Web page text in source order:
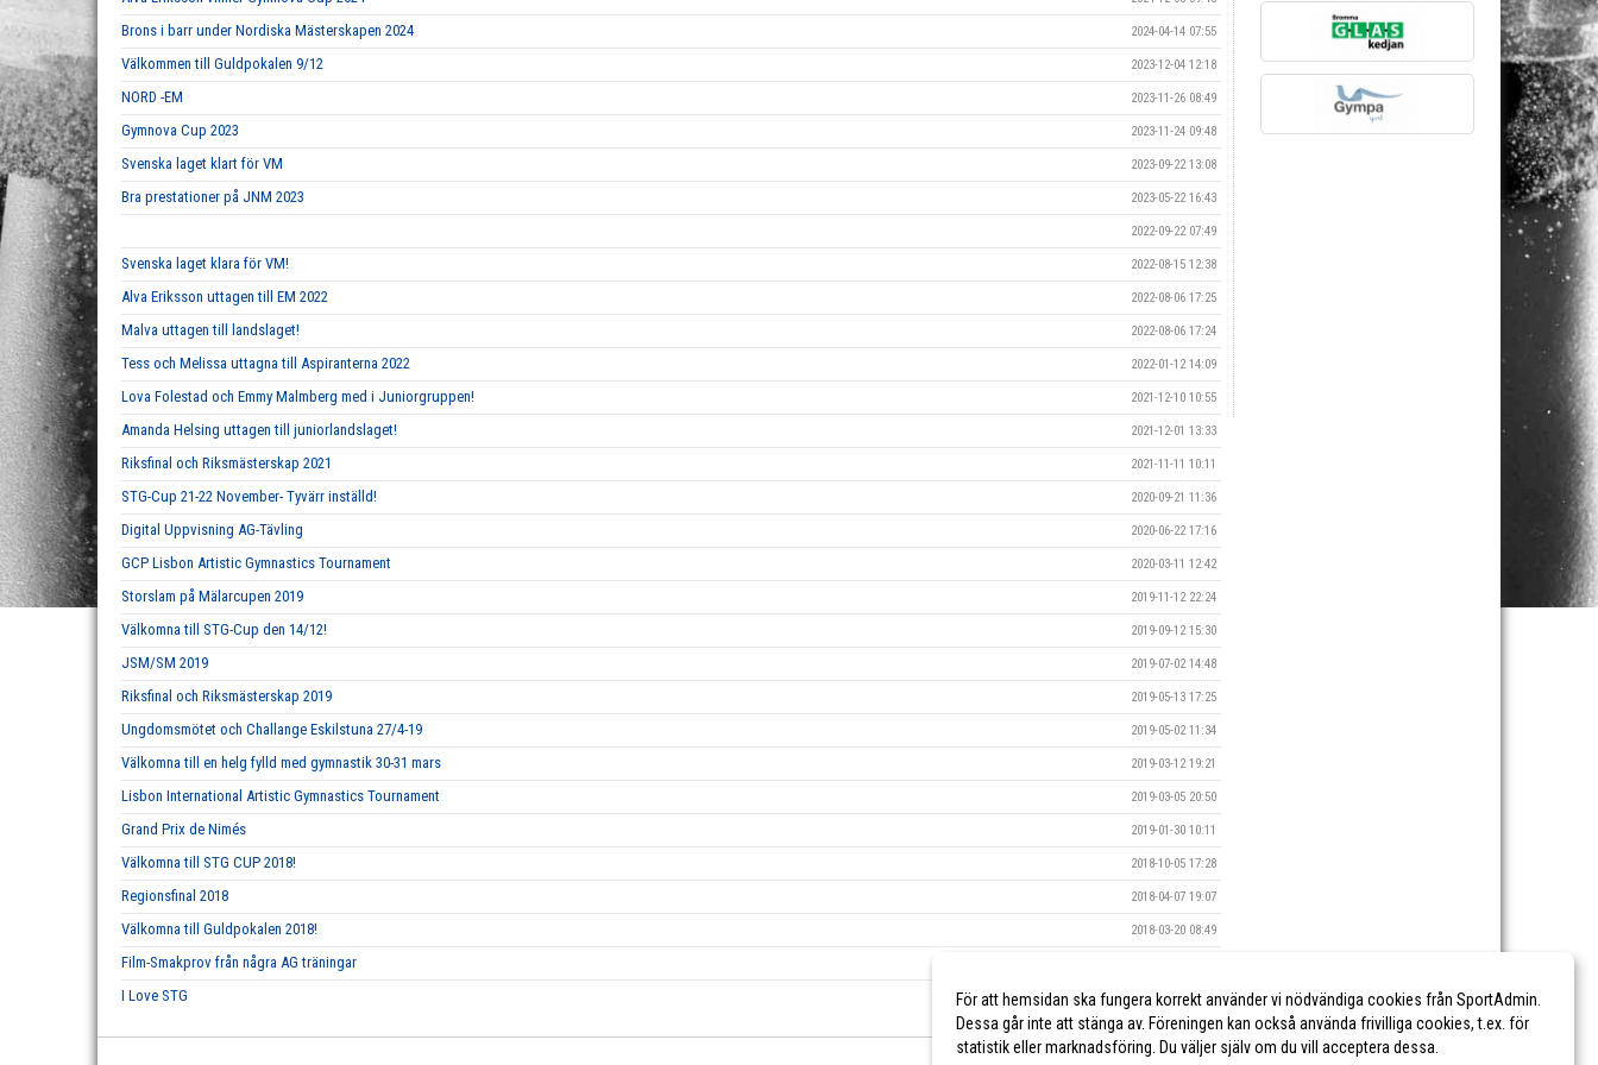
Brons i barr under Nordiska Mästerskapen 2024 2024-04-14 07:55
Välkommen till Guldpokalen 9/12 2023-12-04 12:18
NORD -EM 2023-11-26 08:49
Gymnova Cup 2023 2023-11-24 09:48
Svenska laget klart för VM 2023-09-22 13:08
Bra prestationer på JNM 2023 2023-05-22 16:43
2022-09-22 07:49
Svenska laget klara för VM! 2022-08-15 12:38
Alva Eriksson uttagen till EM 2022 2022-08-06 17:25
Malva uttagen till landslaget! 2022-08-06 17:24
Tess och Melissa uttagna till Aspiranterna 2022 2022-01-12 14:09
Lova Folestad och Emmy Malmberg med i Juniorgruppen! 2021-12-10 10:55
Amanda Helsing uttagen till juniorlandslaget! 2021-12-01 13:33
Riksfinal och Riksmästerskap 2021 2021-11-11 10:11
STG-Cup 21-22 November- Tyvärr inställd! 2020-09-21 11:36
Digital Uppvisning AG-Tävling 2020-06-22 17:16
GCP Lisbon Artistic Gymnastics Tournament 2020-03-11 12:42
Storslam på Mälarcupen 2019 2019-11-12 22:24
Välkomna till STG-Cup den 14/12! 2019-09-12 15:30
JSM/SM 2019 2019-07-02 14:48
Riksfinal och Riksmästerskap 2019 2019-05-13 17:25
Ungdomsmötet och Challange Eskilstuna 27/4-19 2019-05-02 11:34
Välkomna till en helg fylld med gymnastik 30-31 mars 2019-03-12 19:21
Lisbon International Artistic Gymnastics Tournament 2019-03-05 20:50
Grand Prix de Nimés 2019-01-30 10:11
Välkomna till STG CUP 2018! 2018-10-05 17:28
Regionsfinal 2018 2018-04-07 19:07
Välkomna till Guldpokalen 2018! 2018-03-20 08:49
Film-Smakprov från några AG träningar
I Love STG 2018-02-14 08:47
För att hemsidan ska fungera korrekt använder vi nödvändiga cookies från SportAdmin.
Dessa går inte att stänga av. Föreningen kan också använda frivilliga cookies, t.ex. för
statistik eller marknadsföring. Du väljer själv om du vill acceptera dessa.